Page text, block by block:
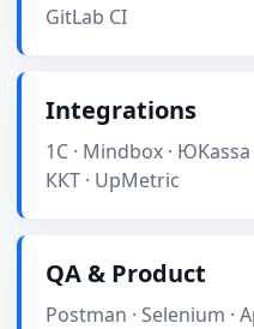
GitLab CI
Integrations
1С · Mindbox · ЮKassa
ККТ · UpMetric
QA & Product
Postman · Selenium ·